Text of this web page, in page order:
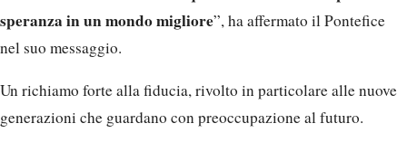
speranza in un mondo migliore”, ha affermato il Pontefice
nel suo messaggio.
Un richiamo forte alla fiducia, rivolto in particolare alle nuove
generazioni che guardano con preoccupazione al futuro.